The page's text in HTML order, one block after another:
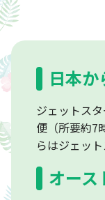
日本か
ジェットス
便（所要約7
らはジェッ
オース